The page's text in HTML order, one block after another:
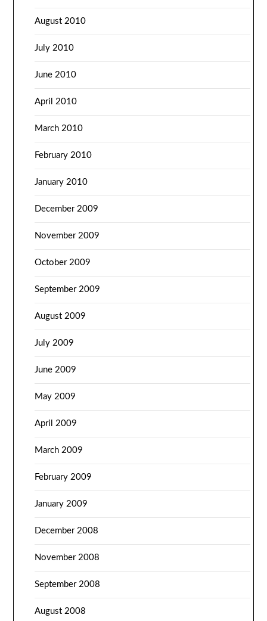
August 2010
July 2010
June 2010
April 2010
March 2010
February 2010
January 2010
December 2009
November 2009
October 2009
September 2009
August 2009
July 2009
June 2009
May 2009
April 2009
March 2009
February 2009
January 2009
December 2008
November 2008
September 2008
August 2008